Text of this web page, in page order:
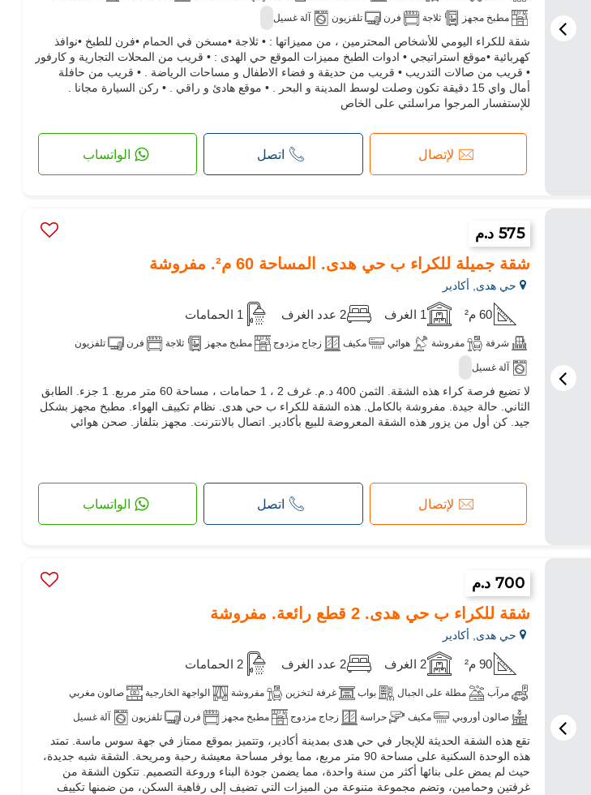
مطبخ مجهز ثلاجة فرن تلفزيون آلة غسيل
شقة للكراء اليومي للأشخاص المحترمين ، من مميزاتها : • ثلاجة •مسخن في الحمام •فرن للطبخ •نوافذ
كهربائية •موقع استراتيجي • ادوات الطبخ مميزات الموقع حي الهدى : • قريب من المحلات التجارية و كارفور
• قريب من صالات التدريب • قريب من حديقة و فضاء الاطفال و مساحات الرياضة . • قريب من حافلة
أمال واي 15 دقيقة تكون وصلت لوسط المدينة و البحر . • موقع هادئ و راقي . • ركن السيارة مجانا .
للإستفسار المرجوا مراسلتي على الخاص
لإتصال اتصل الواتساب
575 د.م
شقة جميلة للكراء ب حي هدى. المساحة 60 م². مفروشة
حي هدى, أكادير
60 م² 1 الغرف 2 عدد الغرف 1 الحمامات
شرفة مفروشة هوائي مكيف زجاج مزدوج مطبخ مجهز ثلاجة فرن تلفزيون
آلة غسيل
لا تضيع فرصة كراء هذه الشقة. الثمن 400 د.م. غرف 2 ، 1 حمامات ، مساحة 60 متر مربع. 1 جزء. الطابق
الثاني‎. حالة جيدة. مفروشة بالكامل. هذه الشقة للكراء ب حي هدى. نظام تكييف الهواء. مطبخ مجهز بشكل
جيد. كن أول من يزور هذه الشقة المعروضة للبيع بأكادير. اتصال بالانترنت. مجهز بتلفاز. صحن هوائي
لإتصال اتصل الواتساب
700 د.م
شقة للكراء ب حي هدى. 2 قطع رائعة. مفروشة
حي هدى, أكادير
90 م² 2 الغرف 2 عدد الغرف 2 الحمامات
مرآب مطلة على الجبال بواب غرفة لتخزين مفروشة الواجهة الخارجية صالون مغربي
صالون أوروبي مكيف حراسة زجاج مزدوج مطبخ مجهز فرن تلفزيون آلة غسيل
ميكروويف انترنت
تقع هذه الشقة الحديثة للإيجار في حي هدى بمدينة أكادير، وتتميز بموقع ممتاز في جهة سوس ماسة. تمتد
هذه الوحدة السكنية على مساحة 90 متر مربع، مما يوفر مساحة معيشة رحبة ومريحة. الشقة شبه جديدة،
حيث لم يمض على بنائها أكثر من سنة واحدة، مما يضمن جودة البناء وروعة التصميم. تتكون الشقة من
غرفتين وحمامين، وتضم مجموعة متنوعة من الميزات التي تضيف إلى رفاهية السكن، من ضمنها تكييف